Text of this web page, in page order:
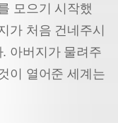
모으기 시작했
가 처음 건네주시
아버지가 물려주
이 열어준 세계는